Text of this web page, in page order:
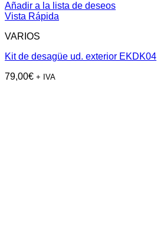
Añadir a la lista de deseos
Vista Rápida
VARIOS
Kit de desagüe ud. exterior EKDK04
79,00€ + IVA